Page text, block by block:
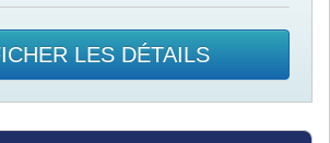
LES DÉTAILS